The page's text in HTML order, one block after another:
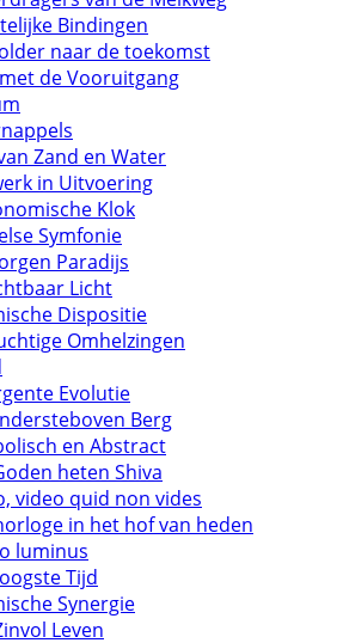
Bindingen
naar de toekomst
de Vooruitgang
Zand en Water
in Uitvoering
Klok
Symfonie
Paradijs
Licht
Dispositie
Omhelzingen
Evolutie
Berg
en Abstract
heten Shiva
video quid non vides
in het hof van heden
luminus
Tijd
Synergie
Leven